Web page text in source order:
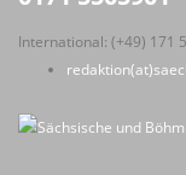
International: (+49) 171